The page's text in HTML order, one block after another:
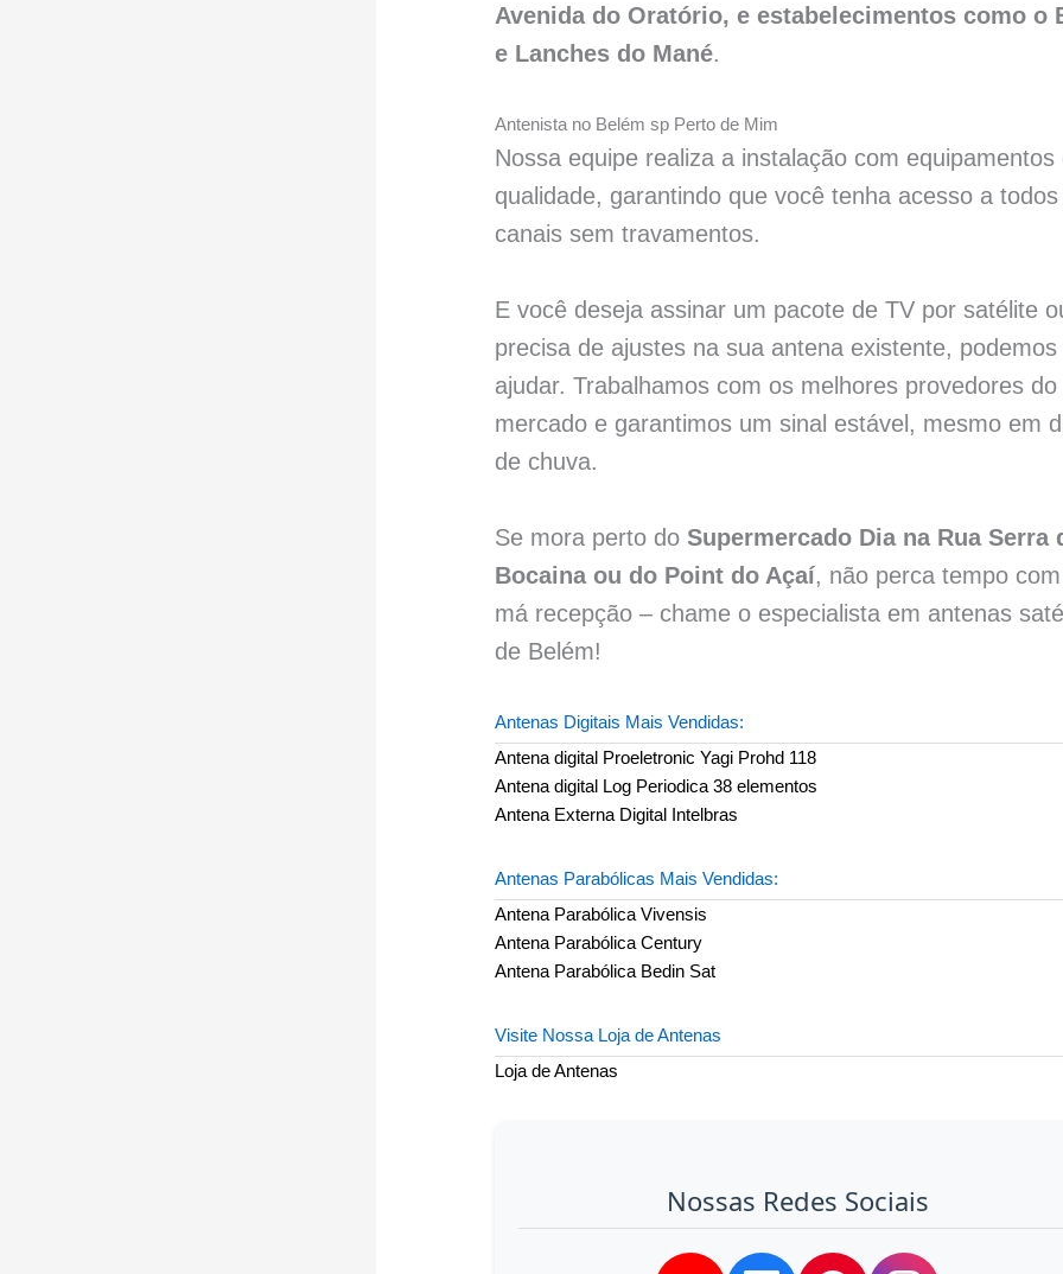
Avenida do Oratório, e estabelecimentos como o
e Lanches do Mané.
Antenista no Belém sp Perto de Mim
Nossa equipe realiza a instalação com equipamentos
qualidade, garantindo que você tenha acesso a
canais sem travamentos.
E você deseja assinar um pacote de TV por satélite
precisa de ajustes na sua antena existente, podemos
ajudar. Trabalhamos com os melhores provedores do
mercado e garantimos um sinal estável, mesmo em
de chuva.
Se mora perto doSupermercado Dia na Rua Serra
Bocaina ou do Point do Açaí, não perca tempo com
má recepção – chame o especialista em antenas
de Belém!
Antenas Digitais Mais Vendidas:
Antena digital Proeletronic Yagi Prohd 118
Antena digital Log Periodica 38 elementos
Antena Externa Digital Intelbras
Antenas Parabólicas Mais Vendidas:
Antena Parabólica Vivensis
Antena Parabólica Century
Antena Parabólica Bedin Sat
Visite Nossa Loja de Antenas
Loja de Antenas
Nossas Redes Sociais